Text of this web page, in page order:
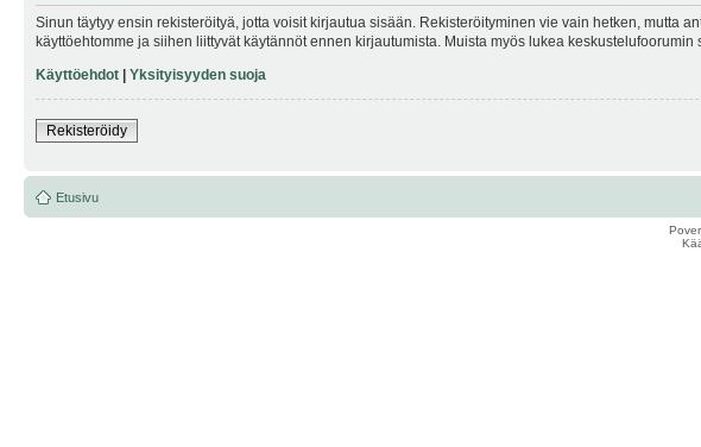
Sinun täytyy ensin rekisteröityä, jotta voisit kirjautua sisään. Rekisteröityminen vie vain hetken,
käyttöehtomme ja siihen liittyvät käytännöt ennen kirjautumista. Muista myös lukea keskustelufoorumin
Käyttöehdot | Yksityisyyden suoja
Rekisteröidy
Etusivu